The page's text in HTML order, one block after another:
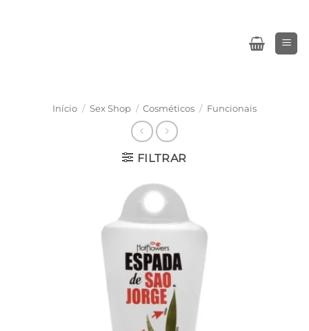
Início / Sex Shop / Cosméticos / Funcionais
FILTRAR